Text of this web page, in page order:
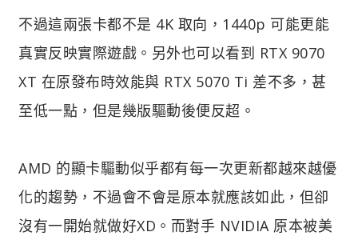
不過這兩張卡都不是 4K 取向，1440p 可能更能
真實反映實際遊戲。另外也可以看到 RTX 9070
XT 在原發布時效能與 RTX 5070 Ti 差不多，甚
至低一點，但是幾版驅動後便反超。
AMD 的顯卡驅動似乎都有每一次更新都越來越優
化的趨勢，不過會不會是原本就應該如此，但卻
沒有一開始就做好XD。而對手 NVIDIA 原本被美